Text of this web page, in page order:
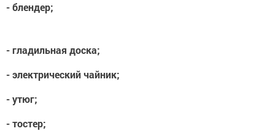
- блендер;
- гладильная доска;
- электрический чайник;
- утюг;
- тостер;